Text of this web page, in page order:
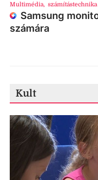
Multimédia, számítástechnika
Samsung
számára
Kult